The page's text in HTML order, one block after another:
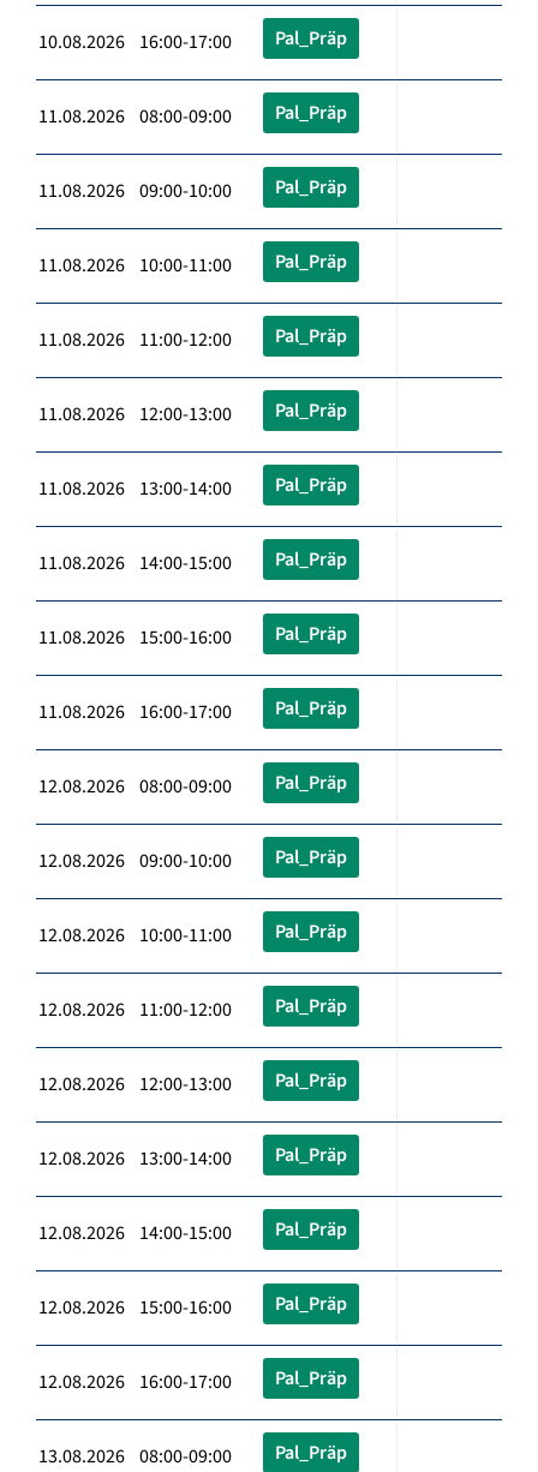
10.08.2026 16:00-17:00 Pal_Präp
11.08.2026 08:00-09:00 Pal_Präp
11.08.2026 09:00-10:00 Pal_Präp
11.08.2026 10:00-11:00 Pal_Präp
11.08.2026 11:00-12:00 Pal_Präp
11.08.2026 12:00-13:00 Pal_Präp
11.08.2026 13:00-14:00 Pal_Präp
11.08.2026 14:00-15:00 Pal_Präp
11.08.2026 15:00-16:00 Pal_Präp
11.08.2026 16:00-17:00 Pal_Präp
12.08.2026 08:00-09:00 Pal_Präp
12.08.2026 09:00-10:00 Pal_Präp
12.08.2026 10:00-11:00 Pal_Präp
12.08.2026 11:00-12:00 Pal_Präp
12.08.2026 12:00-13:00 Pal_Präp
12.08.2026 13:00-14:00 Pal_Präp
12.08.2026 14:00-15:00 Pal_Präp
12.08.2026 15:00-16:00 Pal_Präp
12.08.2026 16:00-17:00 Pal_Präp
13.08.2026 08:00-09:00 Pal_Präp